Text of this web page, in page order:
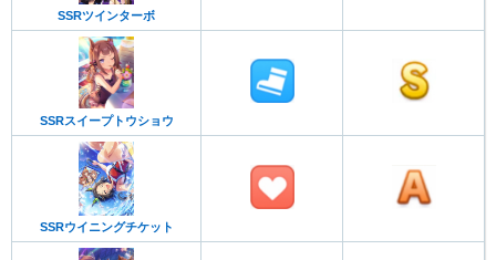
SSRツインターボ
SSRスイープトウショウ
SSRウイニングチケット